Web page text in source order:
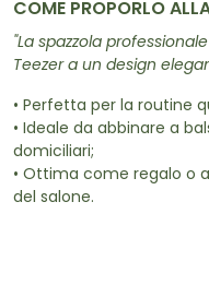
COME PROPORLO
"La spazzola
Teezer a un design
• Perfetta per la routine
• Ideale da abbinare a
domiciliari;
• Ottima come regalo o
del salone.